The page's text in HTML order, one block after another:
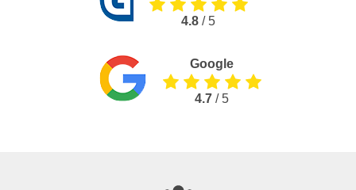
4.8 / 5
Google
4.7 / 5